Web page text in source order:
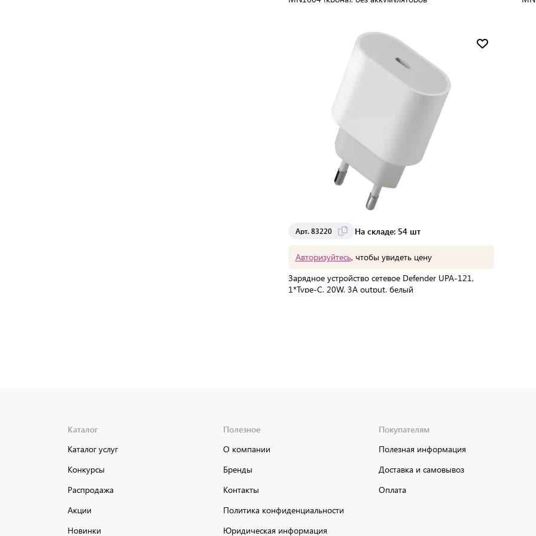
Доставка от 2 до 3 дней
Арт. 83220 На складе: 54 шт
Авторизуйтесь, чтобы увидеть цену
Зарядное устройство сетевое Defender UPA-121,
1*Type-C, 20W, 3А output, белый
Каталог
Каталог услуг
Конкурсы
Распродажа
Акции
Новинки
Полезное
О компании
Бренды
Контакты
Политика конфиденциальности
Юридическая информация
Покупателям
Полезная информация
Доставка и самовывоз
Оплата